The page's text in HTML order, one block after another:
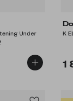
Under
K
1